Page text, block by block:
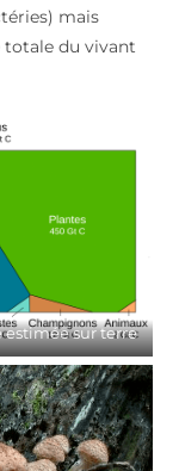
mais
totale du vivant
estimée sur terre